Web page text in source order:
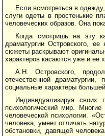
Если всмотреться в
слуги одеты в простенькие
человеческих образов. Она
Когда смотришь на эту
драматургии Островского,
сюжеты раскрывают
характеров касаются уже и ее
A.H. Островского,
отечественной
социальные характеры
Индивидуализируя своих
психологический мир.
человеческой психологии.
человека, умеет отличать
обстановки, давящей